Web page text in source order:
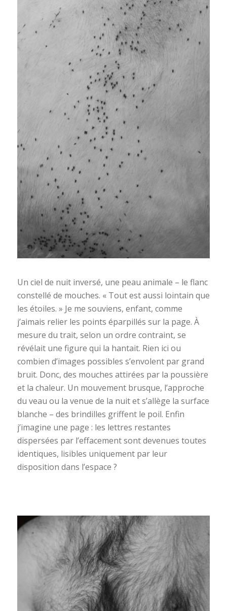
Un ciel de nuit inversé, une peau animale – le flanc
constellé de mouches. « Tout est aussi lointain que
les étoiles. » Je me souviens, enfant, comme
j’aimais relier les points éparpillés sur la page. À
mesure du trait, selon un ordre contraint, se
révélait une figure qui la hantait. Rien ici ou
combien d’images possibles s’envolent par grand
bruit. Donc, des mouches attirées par la poussière
et la chaleur. Un mouvement brusque, l’approche
du veau ou la venue de la nuit et s’allège la surface
blanche – des brindilles griffent le poil. Enfin
j’imagine une page : les lettres restantes
dispersées par l’effacement sont devenues toutes
identiques, lisibles uniquement par leur
disposition dans l’espace ?